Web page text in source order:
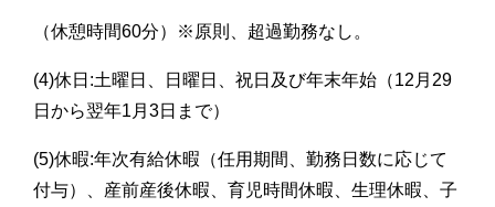
（休憩時間60分）※原則、超過勤務なし。
(4)休日:土曜日、日曜日、祝日及び年末年始（12月29
日から翌年1月3日まで）
(5)休暇:年次有給休暇（任用期間、勤務日数に応じて
付与）、産前産後休暇、育児時間休暇、生理休暇、子